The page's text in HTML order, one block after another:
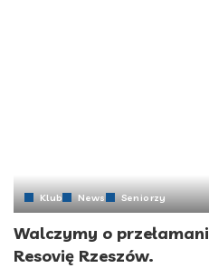
Klub News Seniorzy
Walczymy o
Resovię Rzeszów.